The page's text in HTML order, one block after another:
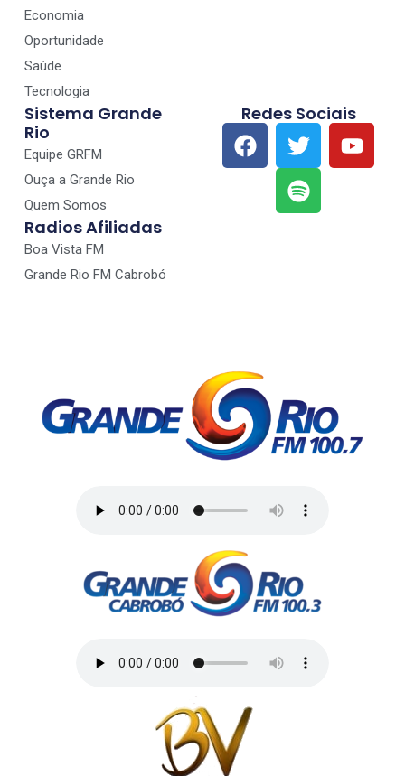
Economia
Oportunidade
Saúde
Tecnologia
Sistema Grande
Rio
Equipe GRFM
Ouça a Grande Rio
Quem Somos
Radios Afiliadas
Boa Vista FM
Grande Rio FM Cabrobó
Redes Sociais